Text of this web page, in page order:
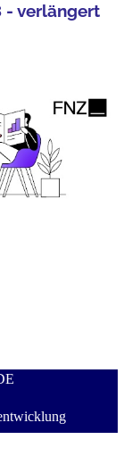
- verlängert